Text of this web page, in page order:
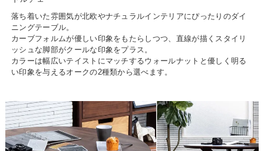
落ち着いた雰囲気が北欧やナチュラルインテリアにぴったりのダイ
ニングテーブル。
カーブフォルムが優しい印象をもたらしつつ、直線が描くスタイリ
ッシュな脚部がクールな印象をプラス。
カラーは幅広いテイストにマッチするウォールナットと優しく明る
い印象を与えるオークの2種類から選べます。